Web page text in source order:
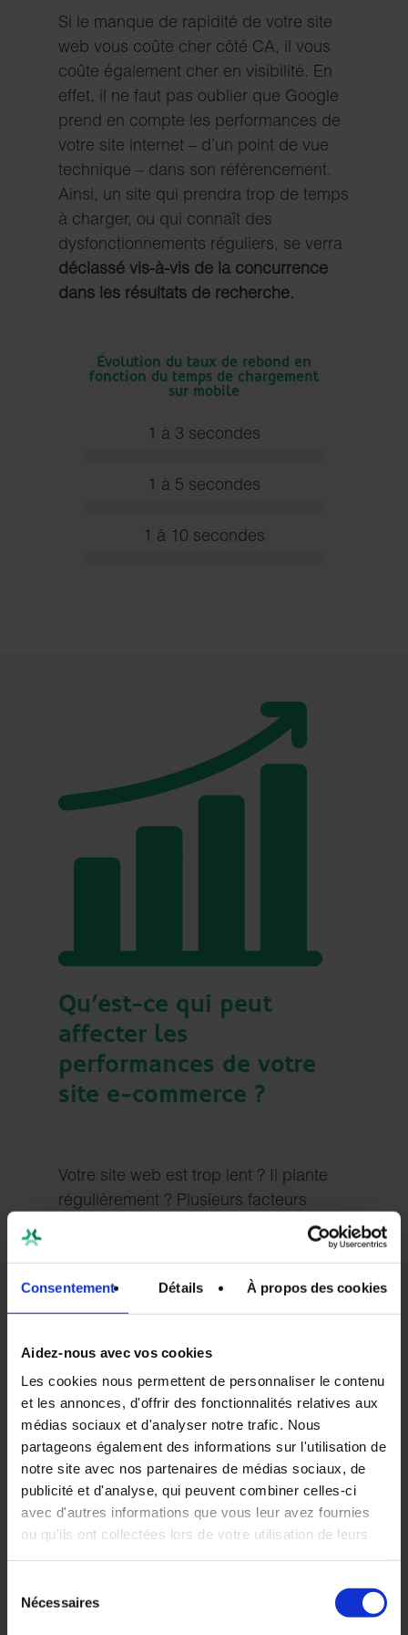
Consentement Détails À propos des cookies
Aidez-nous avec vos cookies
Les cookies nous permettent de personnaliser le contenu
et les annonces, d'offrir des fonctionnalités relatives aux
médias sociaux et d'analyser notre trafic. Nous
partageons également des informations sur l'utilisation de
notre site avec nos partenaires de médias sociaux, de
publicité et d'analyse, qui peuvent combiner celles-ci
avec d'autres informations que vous leur avez fournies
ou qu'ils ont collectées lors de votre utilisation de leurs
Nécessaires
Si le manque de rapidité de votre site
web vous coûte cher côté CA, il vous
coûte également cher en visibilité. En
effet, il ne faut pas oublier que Google
prend en compte les performances de
votre site internet – d’un point de vue
technique – dans son référencement.
Ainsi, un site qui prendra trop de temps
à charger, ou qui connaît des
dysfonctionnements réguliers, se verra
déclassé vis-à-vis de la concurrence
dans les résultats de recherche.
Évolution du taux de rebond en
fonction du temps de chargement
sur mobile
1 à 3 secondes
1 à 5 secondes
1 à 10 secondes
Qu’est-ce qui peut
affecter les
performances de votre
site e-commerce ?
Votre site web est trop lent ? Il plante
régulièrement ? Plusieurs facteurs
nombreux cas, l’origine de la lenteur du
site est plutôt applicative. C’est-à-dire
qu’il s’agit de soucis au niveau du
trop lourds (fichiers non-compressés,
visuels en HD….). Outre ces soucis qui
doivent être réglés en amont avec les
développeurs ou le service SEO, votre
site peut également présenterdes
problèmes au niveau de l’infrastructure
qui l’héberge.
que vous rencontrez, notamment en
Vos Besoins
Améliorer les
Scalabilité de
Nos Solutions
Accompagnement
Notre approche
Nos expertises